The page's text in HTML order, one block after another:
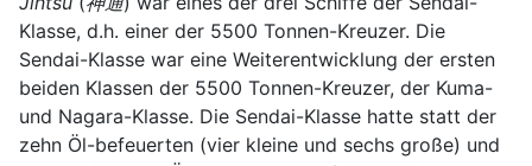
Klasse, d.h. einer der 5500 Tonnen-Kreuzer. Die
Sendai-Klasse war eine Weiterentwicklung der ersten
beiden Klassen der 5500 Tonnen-Kreuzer, der Kuma-
und Nagara-Klasse. Die Sendai-Klasse hatte statt der
zehn Öl-befeuerten (vier kleine und sechs große) und